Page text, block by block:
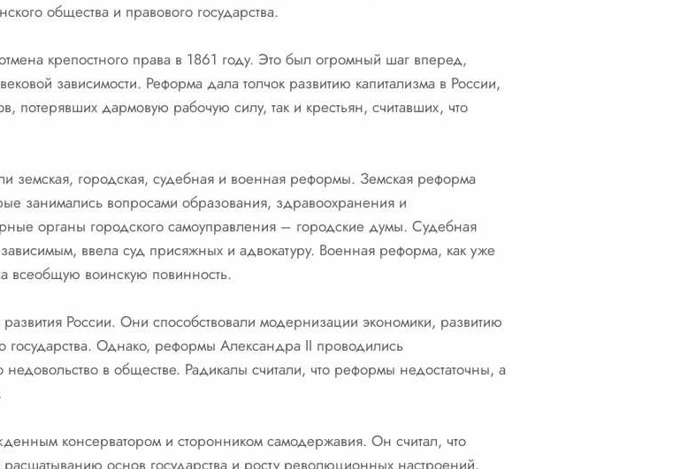
общества и правового государства.
крепостного права в 1861 году. Это был огромный шаг вперед,
зависимости. Реформа дала толчок развитию капитализма в России,
потерявших дармовую рабочую силу, так и крестьян, считавших, что
городская, судебная и военная реформы. Земская реформа
занимались вопросами образования, здравоохранения и
органы городского самоуправления – городские думы. Судебная
ввела суд присяжных и адвокатуру. Военная реформа, как уже
всеобщую воинскую повинность.
России. Они способствовали модернизации экономики, развитию
государства. Однако, реформы Александра II проводились
в обществе. Радикалы считали, что реформы недостаточны, а
консерватором и сторонником самодержавия. Он считал, что
основ государства и росту революционных настроений.